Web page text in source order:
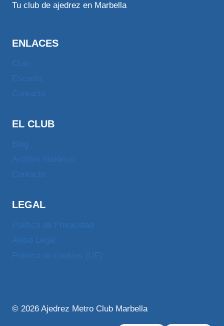
Tu club de ajedrez en Marbella
ENLACES
EL CLUB
LEGAL
© 2026 Ajedrez Metro Club Marbella